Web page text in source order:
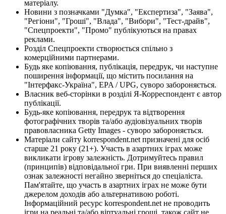
матеріалу.
Новини з позначками "Думка", "Експертиза", "Заява",
"Регіони", "Гроші", "Влада", "Вибори", "Тест-драйв",
"Спецпроекти", "Промо" публікуються на правах
реклами.
Розділ Спецпроекти створюється спільно з
комерційними партнерами.
Будь яке копіювання, публікація, передрук, чи наступне
поширення інформації, що містить посилання на
"Інтерфакс-Україна", EPA / UPG, суворо забороняється.
Власник веб-сторінки в розділі Я-Корреспондент є автор
публікації.
Будь-яке копіювання, передрук та відтворення
фотографічних творів та/або аудіовізуальних творів
правовласника Getty Images - суворо забороняється.
Матеріали сайту korrespondent.net призначені для осіб
старше 21 року (21+). Участь в азартних іграх може
викликати ігрову залежність. Дотримуйтесь правил
(принципів) відповідальної гри. При виявленні перших
ознак залежності негайно зверніться до спеціаліста.
Пам'ятайте, що участь в азартних іграх не може бути
джерелом доходів або альтернативою роботі.
Інформаційний ресурс korrespondent.net не проводить
ігри на реальні та/або віртуальні гроші, також сайт не